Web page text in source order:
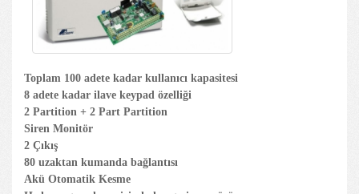
Toplam 100 adete kadar kullanıcı kapasitesi
8 adete kadar ilave keypad özelliği
2 Partition + 2 Part Partition
Siren Monitör
2 Çıkış
80 uzaktan kumanda bağlantısı
Akü Otomatik Kesme